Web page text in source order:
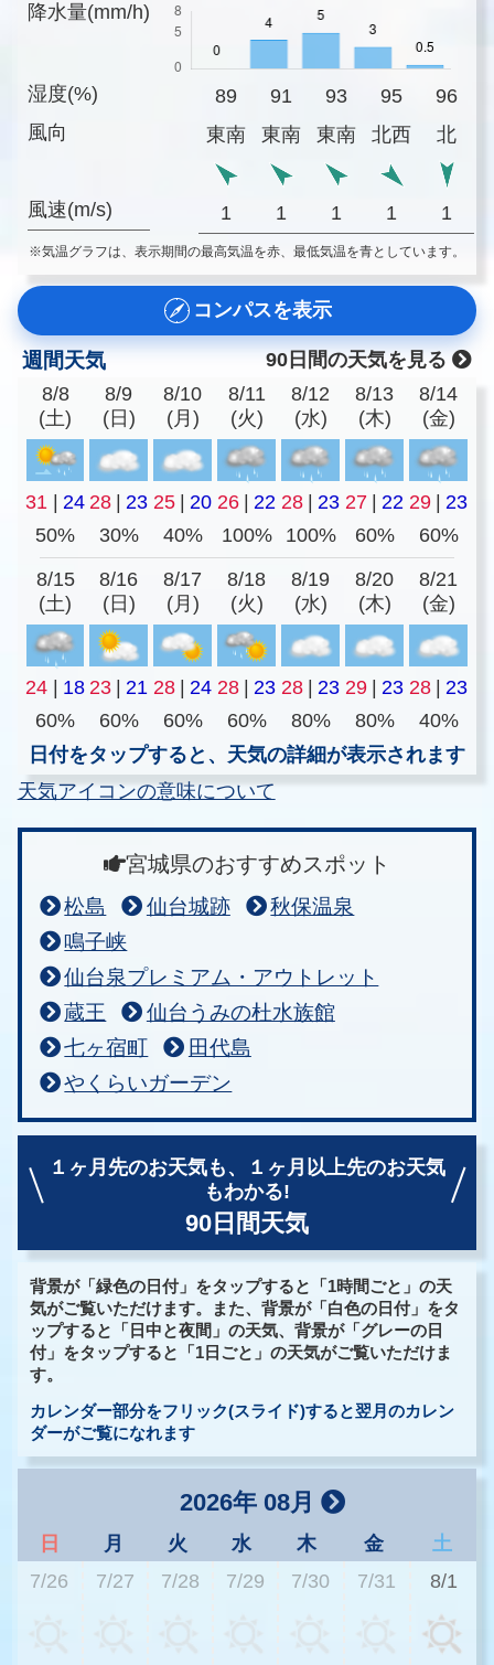
降水量(mm/h)
湿度(%)
風向
風速(m/s)
89 91 93 95
96
東南
東南 東南 北西 北
1 1 1 1 1
※気温グラフは、表示期間の最高気温を赤、最低気温を青としています。
コンパスを表示
週間天気
90日間の天気を見る
8/8
(土)
8/9
(日)
8/10
(月)
8/11
(火)
8/12
(水)
8/13
(木)
8/14
(金)
31 24 28 23 25 20 26 22 28 23 27 22 29
23
50%
30% 40% 100% 100% 60% 60%
8/15
(土)
8/16
(日)
8/17
(月)
8/18
(火)
8/19
(水)
8/20
(木)
8/21
(金)
24 18 23 21 28 24 28 23 28 23 29 23 28
23
60%
60% 60% 60% 80% 80%
40%
日付をタップすると、天気の詳細が表示されます
天気アイコンの意味について
宮城県のおすすめスポット
松島 仙台城跡
秋保温泉
鳴子峡
仙台泉プレミアム・アウトレット
蔵王
仙台うみの杜水族館
七ヶ宿町
田代島
やくらいガーデン
１ヶ月先のお天気も、
１ヶ月以上先のお天気
もわかる!
90日間天気
背景が「緑色の日付」をタップすると「1時間ごと」の天
気がご覧いただけます。また、背景が「白色の日付」をタ
ップすると「日中と夜間」の天気、背景が「グレーの日
付」をタップすると「1日ごと」の天気がご覧いただけま
す。
カレンダー部分をフリック(スライド)すると翌月のカレン
ダーがご覧になれます
2026年 08月
日 月 火 水 木 金
土
7/26
7/27 7/28 7/29 7/30 7/31 8/1